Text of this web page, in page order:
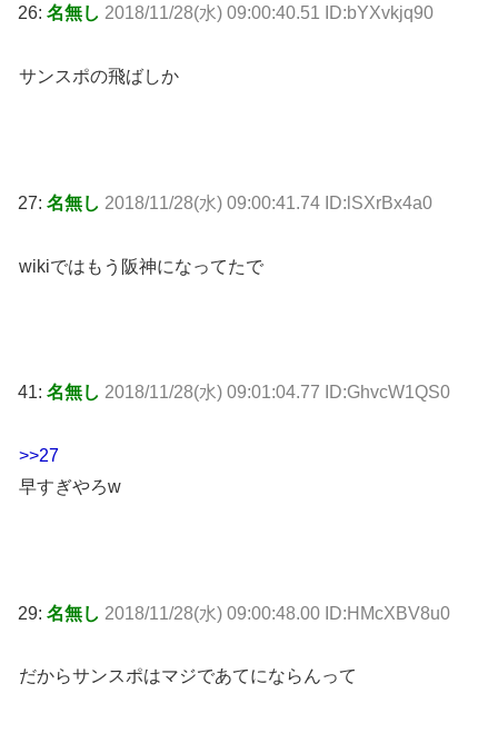
26: 名無し 2018/11/28(水) 09:00:40.51 ID:bYXvkjq90
サンスポの飛ばしか
27: 名無し 2018/11/28(水) 09:00:41.74 ID:lSXrBx4a0
wikiではもう阪神になってたで
41: 名無し 2018/11/28(水) 09:01:04.77 ID:GhvcW1QS0
>>27
早すぎやろw
29: 名無し 2018/11/28(水) 09:00:48.00 ID:HMcXBV8u0
だからサンスポはマジであてにならんって